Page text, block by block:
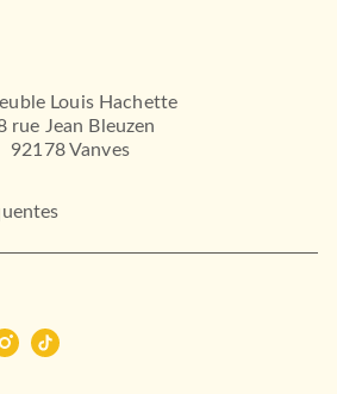
Louis Hachette
rue Jean Bleuzen
92178 Vanves